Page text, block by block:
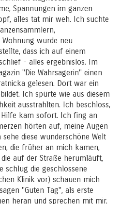
Spannungen im ganzen
alles tat mir weh. Ich suchte
Wohnung wurde neu
dass ich auf einem
- alles ergebnislos. Im
"Die Wahrsagerin" einen
gelesen. Dort war ein
Ich spürte wie aus diesem
ausstrahlten. Ich beschloss,
kam sofort. Ich fing an
hörten auf, meine Augen
diese wunderschöne Welt
die früher an mich kamen,
auf der Straße herumläuft,
schlug die geschlossene
Klinik vor) schauen mich
"Guten Tag", als erste
heran und sprechen mit mir.